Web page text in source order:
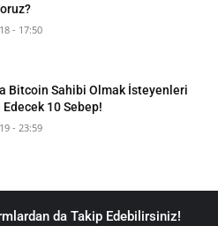
- 17:50
Bitcoin Sahibi Olmak İsteyenleri
10 Sebep!
- 23:59
da Takip Edebilirsiniz!